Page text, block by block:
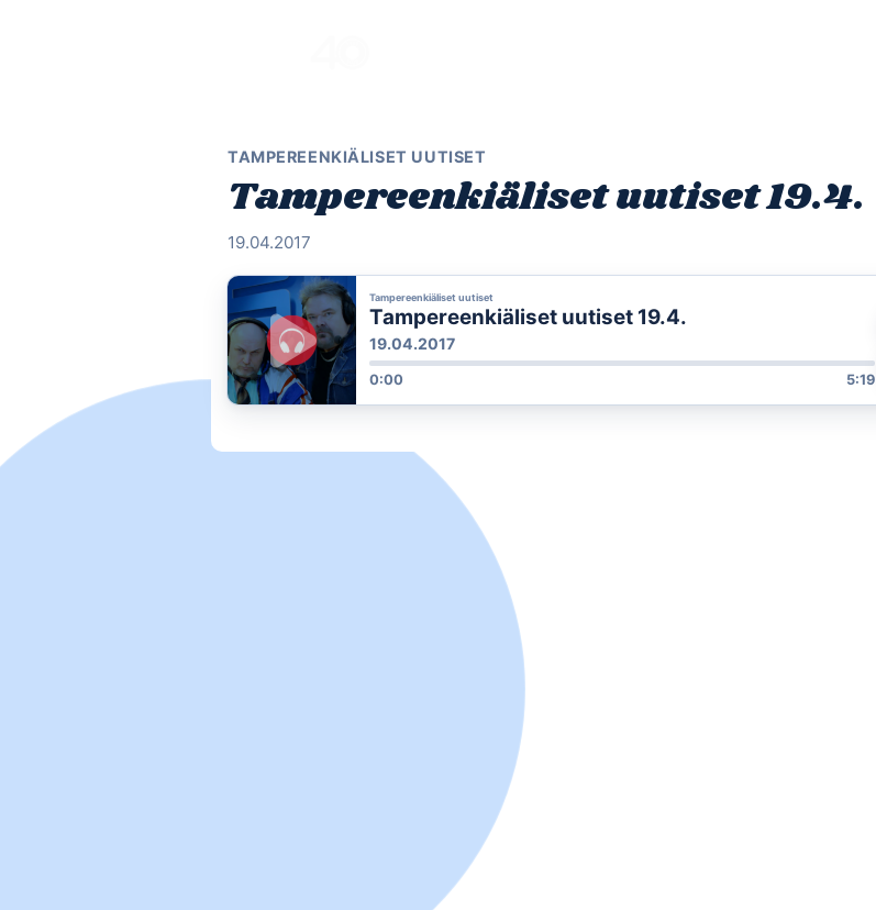
TAMPEREENKIÄLISET UUTISET
Tampereenkiäliset uutiset 19.4.
19.04.2017
Tampereenkiäliset uutiset
Tampereenkiäliset uutiset 19.4.
19.04.2017
0:00 5:19